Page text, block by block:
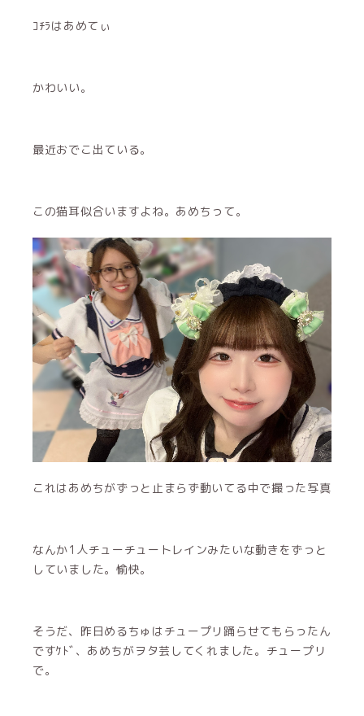
ｺﾁﾗはあめてぃ
かわいい。
最近おでこ出ている。
この猫耳似合いますよね。あめちって。
これはあめちがずっと止まらず動いてる中で撮った写真
なんか1人チューチュートレインみたいな動きをずっと
していました。愉快。
そうだ、昨日めるちゅはチュープリ踊らせてもらったん
ですｹﾄﾞ、あめちがヲタ芸してくれました。チュープリ
で。